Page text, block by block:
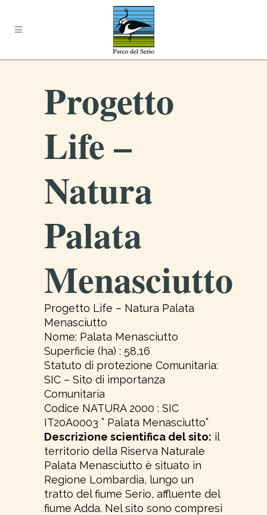
Progetto
Life –
Natura
Palata
Menasciutto
Progetto Life – Natura Palata
Menasciutto
Nome: Palata Menasciutto
Superficie (ha) : 58,16
Statuto di protezione Comunitaria:
SIC – Sito di importanza
Comunitaria
Codice NATURA 2000 : SIC
IT20A0003 ” Palata Menasciutto”
Descrizione scientifica del sito: il
territorio della Riserva Naturale
Palata Menasciutto è situato in
Regione Lombardia, lungo un
tratto del fiume Serio, affluente del
fiume Adda. Nel sito sono compresi